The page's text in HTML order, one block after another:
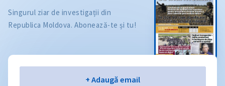
Singurul ziar de investigații din
Republica Moldova. Abonează-te și tu!
+ Adaugă email